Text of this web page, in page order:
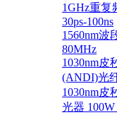
1GHz重复
30ps-100ns
1560nm波
80MHz
1030nm皮
(ANDI)光
1030nm皮
光器 100W